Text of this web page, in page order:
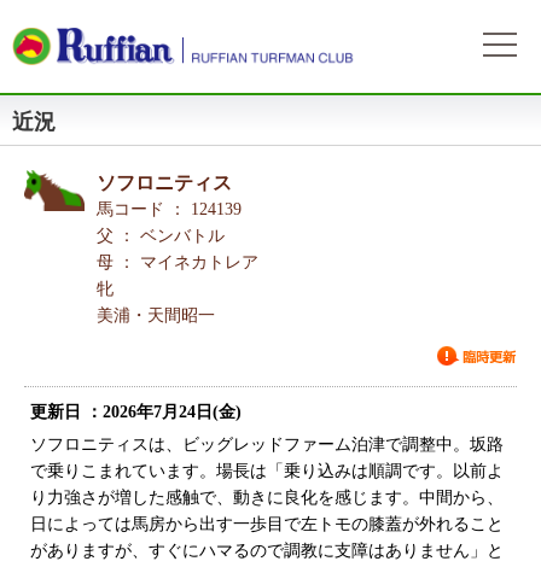
近況
ソフロニティス
馬コード ： 124139
父 ： ベンバトル
母 ： マイネカトレア
牝
美浦・天間昭一
更新日 ：2026年7月24日(金)
ソフロニティスは、ビッグレッドファーム泊津で調整中。坂路
で乗りこまれています。場長は「乗り込みは順調です。以前よ
り力強さが増した感触で、動きに良化を感じます。中間から、
日によっては馬房から出す一歩目で左トモの膝蓋が外れること
がありますが、すぐにハマるので調教に支障はありません」と
会員サービスとイベント
会員募集
募集概要
お申込方法
費用と分配等
募集馬情報
募集馬ラインナップ
募集馬情報一覧
出走情報
出走確定
所属馬情報
近況
リンク集
リンク集
よくある質問 お問い合わせ
プライバシーポリシー
ログイン
自動ログイン パスワードをお忘れの方